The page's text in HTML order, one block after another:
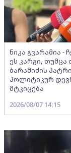
ნიკა გვარამია -
ეს კარგი, თუმცა
ბარამიძის
პოლიტიკურ
მტკიცება
2026/08/07 14:15